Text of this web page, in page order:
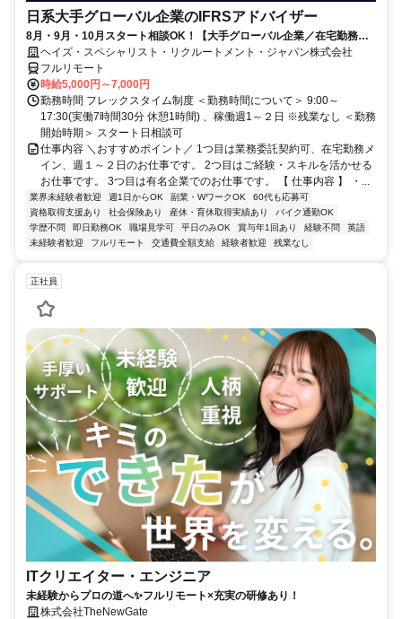
日系大手グローバル企業のIFRSアドバイザー
8月・9月・10月スタート相談OK！【大手グローバル企業／在宅勤務メ
イン／週1～2日勤務】IFRSアドバイザー
ヘイズ・スペシャリスト・リクルートメント・ジャパン株式会社
フルリモート
時給5,000円～7,000円
勤務時間 フレックスタイム制度 ＜勤務時間について＞ 9:00～
17:30(実働7時間30分 休憩1時間) 、稼働週1～２日 ※残業なし ＜勤務
開始時期＞ スタート日相談可
仕事内容 ＼おすすめポイント／ 1つ目は業務委託契約可、在宅勤務メ
イン、週１～２日のお仕事です。 2つ目はご経験・スキルを活かせる
お仕事です。 3つ目は有名企業でのお仕事です。 【 仕事内容 】 ・...
業界未経験者歓迎 週1日からOK 副業・WワークOK
60代も応募可
資格取得支援あり
社会保険あり 産休・育休取得実績あり
バイク通勤OK
学歴不問
即日勤務OK 職場見学可 平日のみOK 賞与年1回あり 経験不問
英語
未経験者歓迎
フルリモート 交通費全額支給 経験者歓迎 残業なし
正社員
ITクリエイター・エンジニア
未経験からプロの道へ✨フルリモート×充実の研修あり！
株式会社TheNewGate